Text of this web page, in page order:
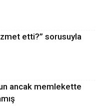
etti?” sorusuyla
ancak memlekette